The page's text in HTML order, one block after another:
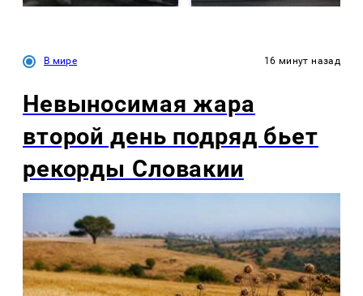
В мире 16 минут назад
Невыносимая жара
второй день подряд бьет
рекорды Словакии